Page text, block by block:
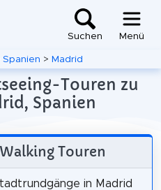
Suchen Menü
Spanien > Madrid
Touren zu
Spanien
Touren
in Madrid